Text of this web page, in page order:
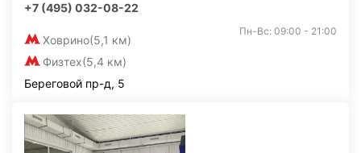
+7 (495) 032-08-22
Ховрино(5,1 км)
Физтех(5,4 км)
Пн-Вс: 09:00 - 21:00
Береговой пр-д, 5